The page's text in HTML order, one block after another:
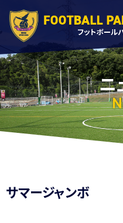
ニ
サマージャンボ